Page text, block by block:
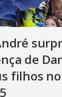
de
filhos